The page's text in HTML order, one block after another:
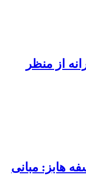
از منظر
هابز: مبانی